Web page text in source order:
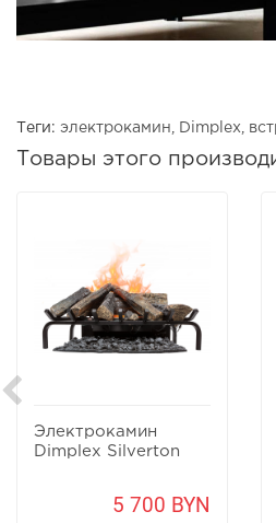
Теги: электрокамин Dimplex
Товары этого
Электрокамин
Dimplex Silverton
5 700 BYN